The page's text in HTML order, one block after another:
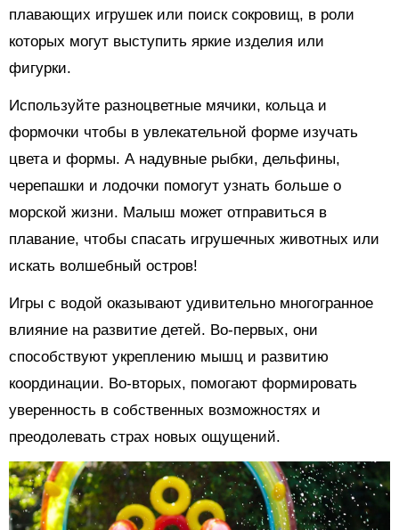
плавающих игрушек или поиск сокровищ, в роли
которых могут выступить яркие изделия или
фигурки.
Используйте разноцветные мячики, кольца и
формочки чтобы в увлекательной форме изучать
цвета и формы. А надувные рыбки, дельфины,
черепашки и лодочки помогут узнать больше о
морской жизни. Малыш может отправиться в
плавание, чтобы спасать игрушечных животных или
искать волшебный остров!
Игры с водой оказывают удивительно многогранное
влияние на развитие детей. Во-первых, они
способствуют укреплению мышц и развитию
координации. Во-вторых, помогают формировать
уверенность в собственных возможностях и
преодолевать страх новых ощущений.